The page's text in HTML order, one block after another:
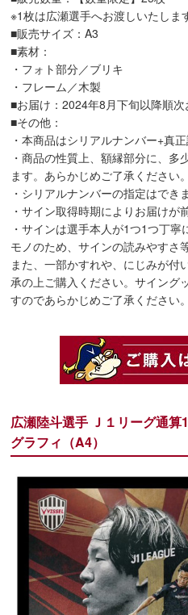
※1枚は広瀬選手へお渡しいたしま
■販売サイズ：A3
■素材：
・フォト部分／ブリキ
・フレーム／木製
■お届け：2024年8月下旬以降順次
■その他：
・本商品はシリアルナンバー+真正
・商品の性質上、額縁部分に、
ます。あらかじめご了承ください。
・シリアルナンバーの指定はでき
・サイン取得時期によりお届けが
・サインは選手本人が1つ1つ丁
モノのため、サインの読みやすさ
また、一部かすれや、にじみが付
承の上ご購入ください。サイング
すのであらかじめご了承ください。
広瀬陸斗選手 Ｊ１リーグ通
グラフィ（A4）